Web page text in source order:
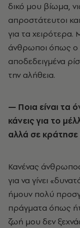
δικό μου βίωμα,
απροστάτευτοι
για τα χειρότερα.
άνθρωποι όπως ο
αποδεδειγμένα
την αλήθεια.
— Ποια είναι τα
κάνεις για το
αλλά σε
Κανένας άνθρωπος
για να γίνει
ήμουν πολύ
πράγματα όπως
ζωή μου δεν